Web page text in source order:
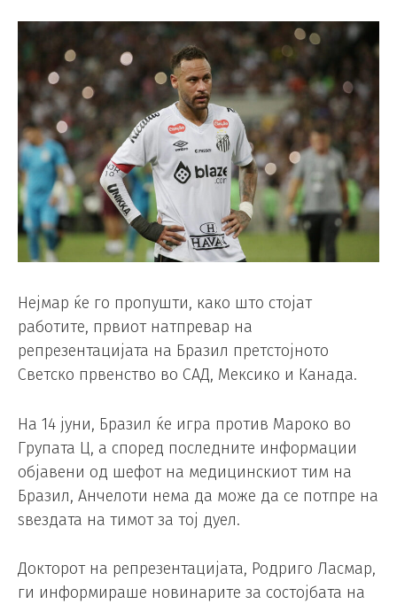
Нејмар ќе го пропушти, како што стојат
работите, првиот натпревар на
репрезентацијата на Бразил претстојното
Светско првенство во САД, Мексико и Канада.
На 14 јуни, Бразил ќе игра против Мароко во
Групата Ц, а според последните информации
објавени од шефот на медицинскиот тим на
Бразил, Анчелоти нема да може да се потпре на
ѕвездата на тимот за тој дуел.
Докторот на репрезентацијата, Родриго Ласмар,
ги информираше новинарите за состојбата на